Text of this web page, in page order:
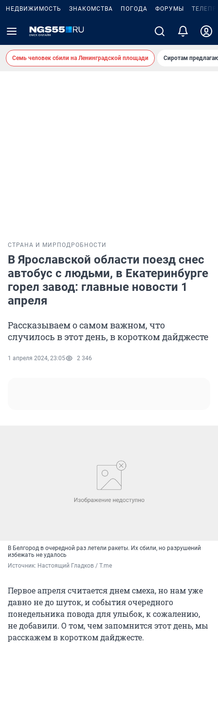
НЕДВИЖИМОСТЬ ЗНАКОМСТВА ПОГОДА ФОРУМЫ
Семь человек сбили на Ленинградской площади Сиротам
СТРАНА И МИР ПОДРОБНОСТИ
В Ярославской области поезд снес
автобус с людьми, в Екатеринбурге
горел завод: главные новости 1
апреля
Рассказываем о самом важном, что
случилось в этот день, в коротком дайджесте
1 апреля 2024, 23:05 2 346
В Белгород в очередной раз летели ракеты. Их сбили, но разрушений
избежать не удалось
Источник: Настоящий Гладков / T.me
Первое апреля считается днем смеха, но нам уже
давно не до шуток, и события очередного
понедельника повода для улыбок, к сожалению,
не добавили. О том, чем запомнится этот день, мы
расскажем в коротком дайджесте.